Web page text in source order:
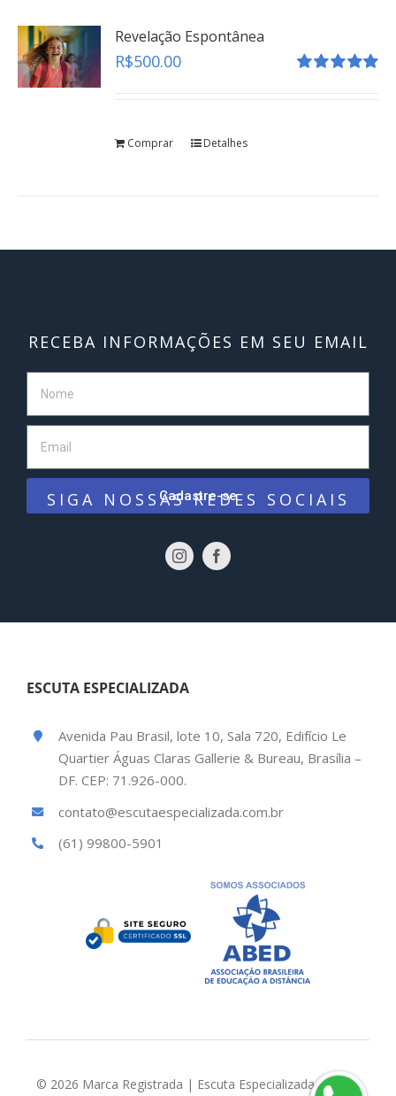
Revelação Espontânea
R$500.00
Comprar Detalhes
RECEBA INFORMAÇÕES EM SEU EMAIL
Cadastre-se
SIGA NOSSAS REDES SOCIAIS
ESCUTA ESPECIALIZADA
Avenida Pau Brasil, lote 10, Sala 720, Edifício Le
Quartier Águas Claras Gallerie & Bureau, Brasília –
DF. CEP: 71.926-000.
contato@escutaespecializada.com.br
(61) 99800-5901
© 2026 Marca Registrada | Escuta Especializada Brasil |